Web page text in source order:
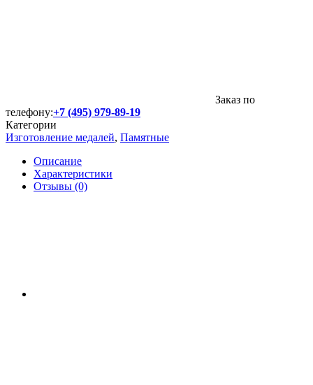
Заказ по
телефону:+7 (495) 979-89-19
Категории
Изготовление медалей, Памятные
Описание
Характеристики
Отзывы (0)